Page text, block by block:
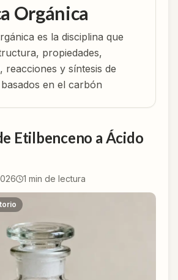
Orgánica
es la disciplina que
propiedades,
reacciones y síntesis de
en el carbón
Etilbenceno a Ácido
1 min de lectura